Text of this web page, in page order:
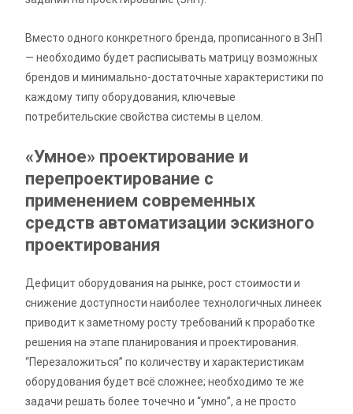
Вместо одного конкретного бренда, прописанного в ЗнП
— необходимо будет расписывать матрицу возможных
брендов и минимально-достаточные характеристики по
каждому типу оборудования, ключевые
потребительские свойства системы в целом.
«Умное» проектирование и
перепроектирование с
применением современных
средств автоматизации эскизного
проектирования
Дефицит оборудования на рынке, рост стоимости и
снижение доступности наиболее технологичных линеек
приводит к заметному росту требований к проработке
решения на этапе планирования и проектирования.
“Перезаложиться” по количеству и характеристикам
оборудования будет всё сложнее; необходимо те же
задачи решать более точечно и “умно”, а не просто